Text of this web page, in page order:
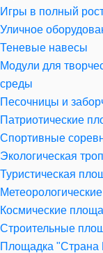
Игры в полный
Уличное
Теневые навесы
Модули для
среды
Песочницы и
Патриотические
Спортивные
Экологическая
Туристическая
Космические
Строительные
Площадка "Страна